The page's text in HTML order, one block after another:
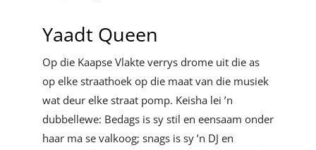
Yaadt Queen
Op die Kaapse Vlakte verrys drome uit die as
op elke straathoek op die maat van die musiek
wat deur elke straat pomp. Keisha lei ’n
dubbellewe: Bedags is sy stil en eensaam onder
haar ma se valkoog; snags is sy ’n DJ en